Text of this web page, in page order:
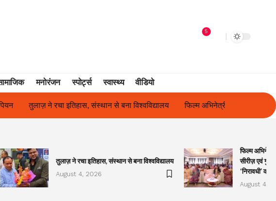
5
मनोरंजन स्पोर्ट्स स्वास्थ्य वीडियो
फिल्म अभिनेत्री सुनीता राजवार ने किया ‘ओकल्ट सीरीज़ एवं गुलाबो अवॉर्ड्स
तुलाज़ ने रचा इतिहास, संस्थान से बना विश्वविद्यालय
August 4, 2026
फिल्म
सीरीज़ एवं
‘निरावधी’
August 4,